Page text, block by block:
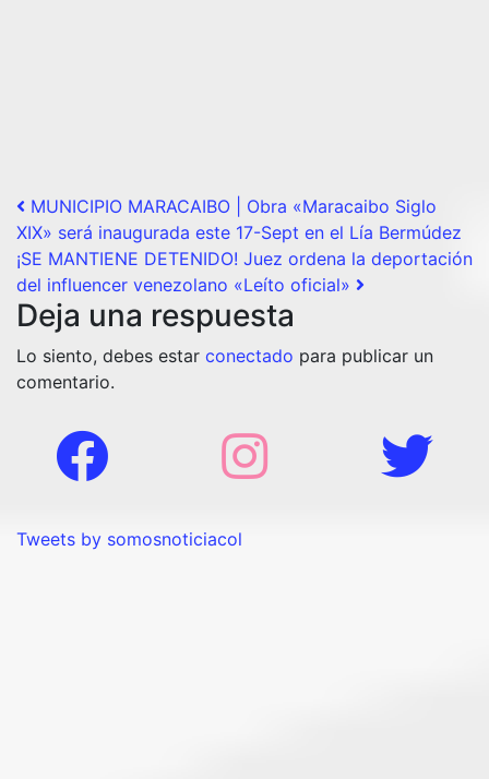
Post navigation
MUNICIPIO MARACAIBO | Obra «Maracaibo Siglo
XIX» será inaugurada este 17-Sept en el Lía Bermúdez
¡SE MANTIENE DETENIDO! Juez ordena la deportación
del influencer venezolano «Leíto oficial»
Deja una respuesta
Lo siento, debes estar conectado para publicar un
comentario.
Tweets by somosnoticiacol